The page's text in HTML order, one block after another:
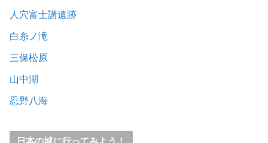
人穴富士講遺跡
白糸ノ滝
三保松原
山中湖
忍野八海